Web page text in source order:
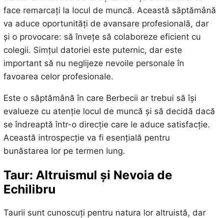
face remarcați la locul de muncă. Această săptămână
va aduce oportunități de avansare profesională, dar
și o provocare: să învețe să colaboreze eficient cu
colegii. Simțul datoriei este puternic, dar este
important să nu neglijeze nevoile personale în
favoarea celor profesionale.
Este o săptămână în care Berbecii ar trebui să își
evalueze cu atenție locul de muncă și să decidă dacă
se îndreaptă într-o direcție care le aduce satisfacție.
Această introspecție va fi esențială pentru
bunăstarea lor pe termen lung.
Taur: Altruismul și Nevoia de
Echilibru
Taurii sunt cunoscuți pentru natura lor altruistă, dar